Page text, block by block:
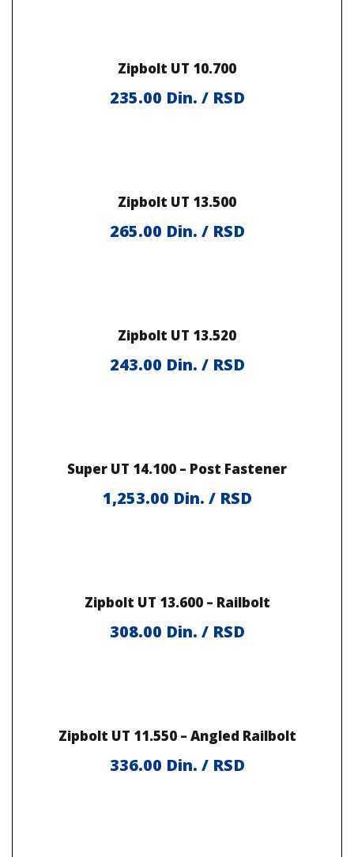
Zipbolt UT 10.700
235.00 Din. / RSD
Zipbolt UT 13.500
265.00 Din. / RSD
Zipbolt UT 13.520
243.00 Din. / RSD
Super UT 14.100 – Post Fastener
1,253.00 Din. / RSD
Zipbolt UT 13.600 – Railbolt
308.00 Din. / RSD
Zipbolt UT 11.550 – Angled Railbolt
336.00 Din. / RSD